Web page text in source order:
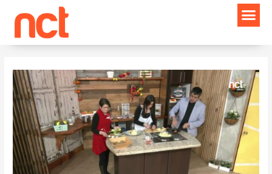
contenido
Navegación
de
entradas